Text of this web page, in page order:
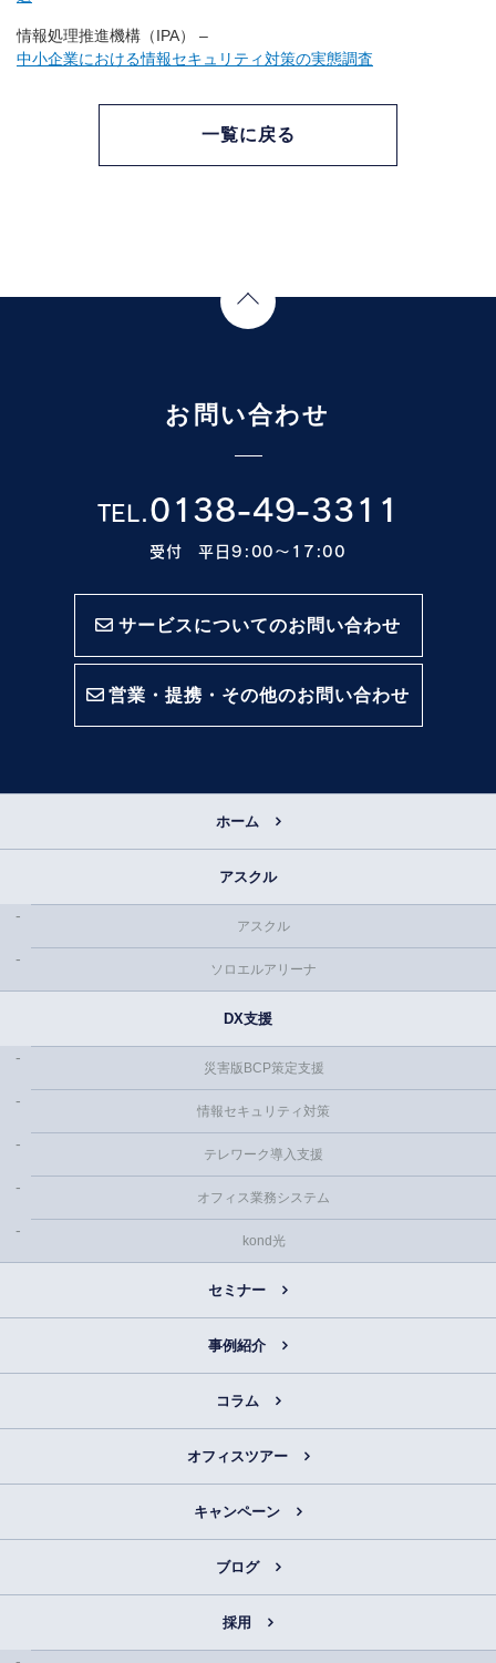
情報処理推進機構（IPA） –
中小企業における情報セキュリティ対策の実態調査
一覧に戻る
お問い合わせ
TEL.0138-49-3311
受付 平日9:00〜17:00
サービスについてのお問い合わせ
営業・提携・その他のお問い合わせ
ホーム
アスクル
アスクル
ソロエルアリーナ
DX支援
災害版BCP策定支援
情報セキュリティ対策
テレワーク導入支援
オフィス業務システム
kond光
セミナー
事例紹介
コラム
オフィスツアー
キャンペーン
ブログ
採用